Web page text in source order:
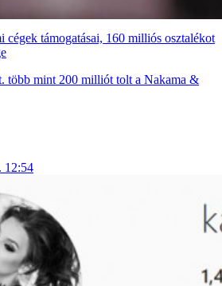
cégek támogatásai, 160 milliós osztalékot
több mint 200 milliót tolt a Nakama &
12:54